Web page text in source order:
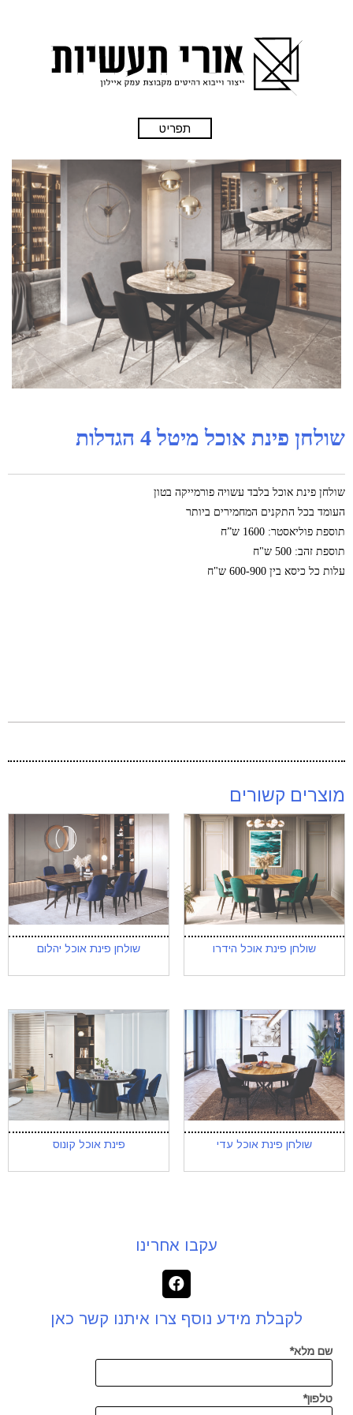
תפריט
שולחן פינת אוכל מיטל 4 הגדלות
שולחן פינת אוכל בלבד עשויה פורמייקה בטון
העומד בכל התקנים המחמירים ביותר
תוספת פוליאסטר: 1600 ש”ח
תוספת זהב: 500 ש"ח
עלות כל כיסא בין 600-900 ש"ח
מוצרים קשורים
שולחן פינת אוכל הידרו שולחן פינת אוכל יהלום
שולחן פינת אוכל עדי פינת אוכל קונוס
עקבו אחרינו
לקבלת מידע נוסף צרו איתנו קשר כאן
שם מלא*
טלפון*